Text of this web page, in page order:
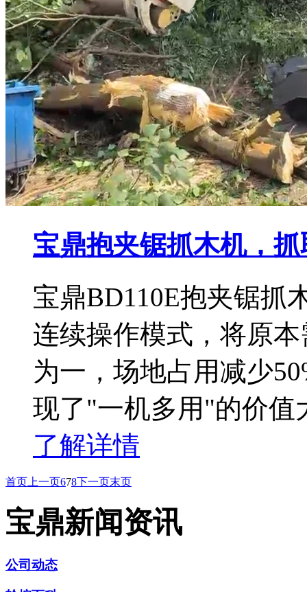
宝鼎抱夹锯抓木机，
宝鼎BD110E抱夹锯抓
连续操作模式，将原
为一，场地占用减少
现了"一机多用"的价值
了解详情
首页 上一页678下一页末页
宝鼎新闻资讯
公司动态